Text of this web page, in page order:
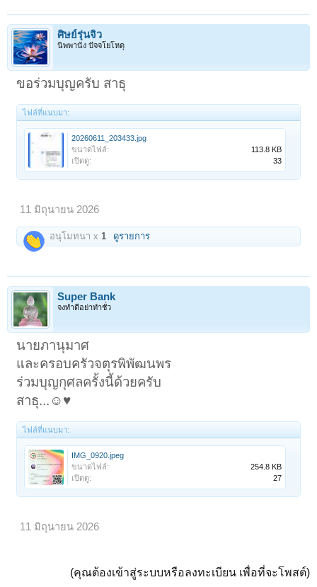
ศิษย์รุ่นจิ๋ว
นิพพานัง ปัจจโยโหตุ
ขอร่วมบุญครับ สาธุ
ไฟล์ที่แนบมา:
20260611_203433.jpg
ขนาดไฟล์:
113.8 KB
เปิดดู:
33
11 มิถุนายน 2026
อนุโมทนา x1 ดูรายการ
Super Bank
จงทำดีอย่าทำชั่ว
นายภานุมาศ
และครอบครัวจตุรพิพัฒนพร
ร่วมบุญกุศลครั้งนี้ด้วยครับ
สาธุ...☺️♥️
ไฟล์ที่แนบมา:
IMG_0920.jpeg
ขนาดไฟล์:
254.8 KB
เปิดดู:
27
11 มิถุนายน 2026
(คุณต้องเข้าสู่ระบบหรือลงทะเบียน เพื่อที่จะโพสต์)